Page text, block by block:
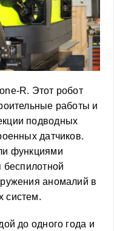
R. Этот робот
работы и
подводных
датчиков.
функциями
беспилотной
аномалий в
систем.
до одного года и